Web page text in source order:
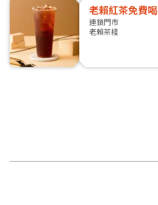
老賴紅茶免費喝
連鎖門市
老賴茶棧